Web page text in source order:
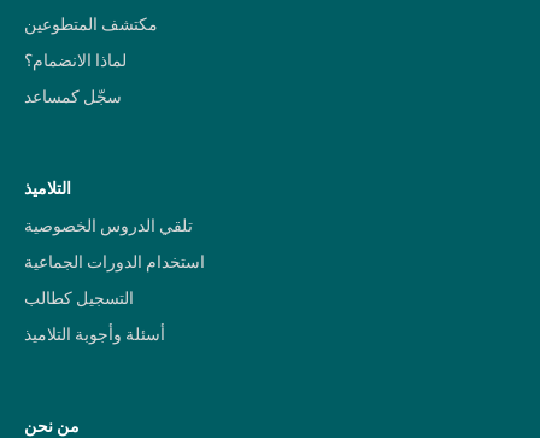
مكتشف المتطوعين
لماذا الانضمام؟
سجّل كمساعد
التلاميذ
تلقي الدروس الخصوصية
استخدام الدورات الجماعية
التسجيل كطالب
أسئلة وأجوبة التلاميذ
من نحن